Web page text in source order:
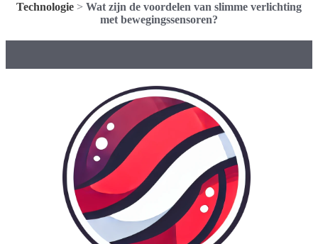
Technologie > Wat zijn de voordelen van slimme verlichting
met bewegingssensoren?